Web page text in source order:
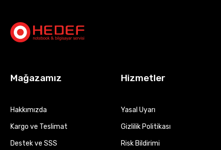
Mağazamız
Hakkımızda
Kargo ve Teslimat
Destek ve SSS
Hizmetler
Yasal Uyarı
Gizlilik Politikası
Risk Bildirimi